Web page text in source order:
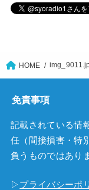
HOME
免責事項
記載されている情
任（間接損害・特
負うものではあり
▷ プライバシーポ